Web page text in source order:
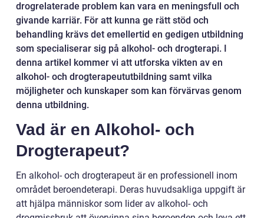
drogrelaterade problem kan vara en meningsfull och
givande karriär. För att kunna ge rätt stöd och
behandling krävs det emellertid en gedigen utbildning
som specialiserar sig på alkohol- och drogterapi. I
denna artikel kommer vi att utforska vikten av en
alkohol- och drogterapeututbildning samt vilka
möjligheter och kunskaper som kan förvärvas genom
denna utbildning.
Vad är en Alkohol- och
Drogterapeut?
En alkohol- och drogterapeut är en professionell inom
området beroendeterapi. Deras huvudsakliga uppgift är
att hjälpa människor som lider av alkohol- och